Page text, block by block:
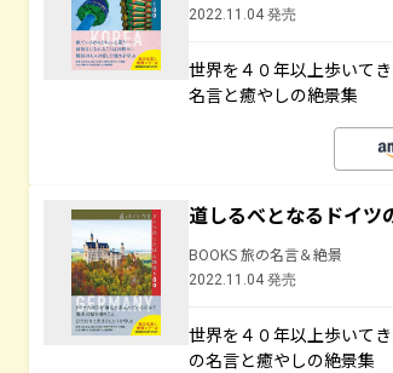
2022.11.04 発売
世界を４０年以上歩いて
名言と癒やしの絶景集
道しるべとなるドイツ
BOOKS 旅の名言＆絶景
2022.11.04 発売
世界を４０年以上歩いて
の名言と癒やしの絶景集